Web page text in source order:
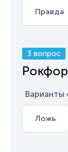
Правда
3 вопрос
Варианты
Ложь